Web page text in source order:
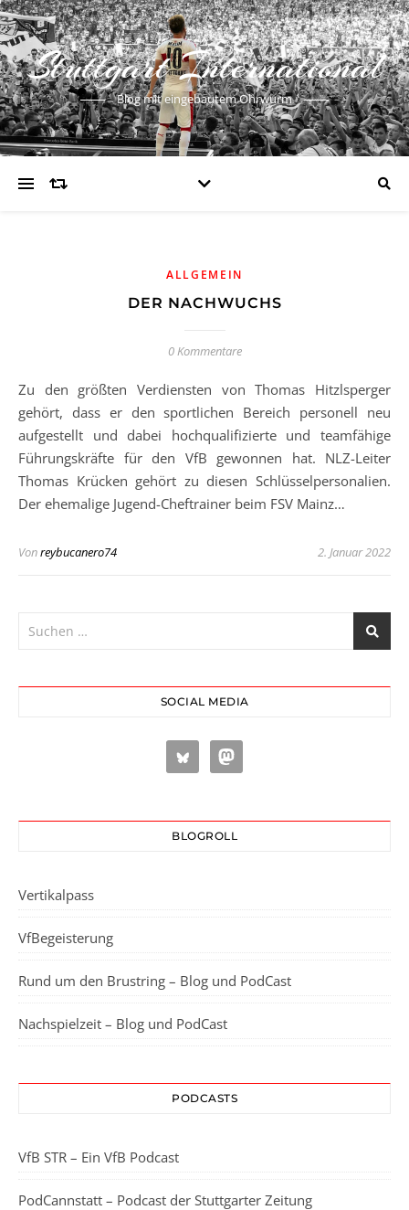
Stuttgart International
Blog mit eingebautem Ohrwurm
ALLGEMEIN
DER NACHWUCHS
0 Kommentare
Zu den größten Verdiensten von Thomas Hitzlsperger
gehört, dass er den sportlichen Bereich personell neu
aufgestellt und dabei hochqualifizierte und teamfähige
Führungskräfte für den VfB gewonnen hat. NLZ-Leiter
Thomas Krücken gehört zu diesen Schlüsselpersonalien.
Der ehemalige Jugend-Cheftrainer beim FSV Mainz…
Vonreybucanero74 2. Januar 2022
SOCIAL MEDIA
BLOGROLL
Vertikalpass
VfBegeisterung
Rund um den Brustring – Blog und PodCast
Nachspielzeit – Blog und PodCast
PODCASTS
VfB STR – Ein VfB Podcast
PodCannstatt – Podcast der Stuttgarter Zeitung